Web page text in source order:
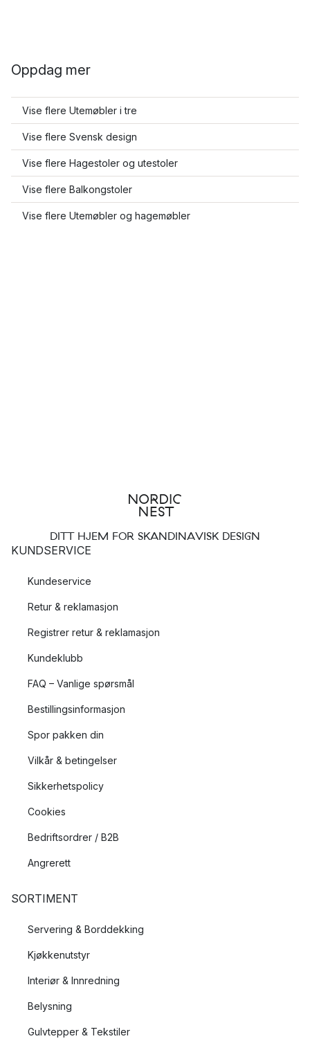
Oppdag mer
Vise flere Utemøbler i tre
Vise flere Svensk design
Vise flere Hagestoler og utestoler
Vise flere Balkongstoler
Vise flere Utemøbler og hagemøbler
DITT HJEM FOR SKANDINAVISK DESIGN
KUNDSERVICE
Kundeservice
Retur & reklamasjon
Registrer retur & reklamasjon
Kundeklubb
FAQ – Vanlige spørsmål
Bestillingsinformasjon
Spor pakken din
Vilkår & betingelser
Sikkerhetspolicy
Cookies
Bedriftsordrer / B2B
Angrerett
SORTIMENT
Servering & Borddekking
Kjøkkenutstyr
Interiør & Innredning
Belysning
Gulvtepper & Tekstiler